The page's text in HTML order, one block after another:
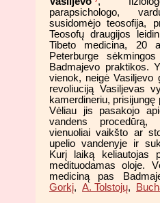
parapsichologo,
susidomėjo teosofija,
Teosofų draugijos
Tibeto medicina, 20
Peterburge
Badmajevo praktikos.
vienok, neigė Vasiljevo
revoliuciją Vasiljevas
kamerdineriu, prisijungę
Vėliau jis pasakojo
vandens
vienuoliai vaikšto ar
upelio vandenyje ir
Kurį laiką keliautojas
medituodamas oloje.
mediciną pas
Gorkį, A. Tolstojų,